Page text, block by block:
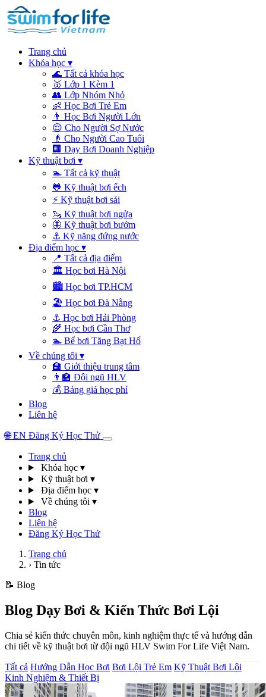
Trang chủ
Khóa học ▾
🌊 Tất cả khóa học
🥇 Lớp 1 Kèm 1
👥 Lớp Nhóm Nhỏ
👶 Học Bơi Trẻ Em
👨 Học Bơi Người Lớn
😌 Cho Người Sợ Nước
👴 Cho Người Cao Tuổi
🏢 Dạy Bơi Doanh Nghiệp
Kỹ thuật bơi ▾
🏊 Tất cả kỹ thuật
🐸 Kỹ thuật bơi ếch
⚡ Kỹ thuật bơi sải
🦦 Kỹ thuật bơi ngửa
🦋 Kỹ thuật bơi bướm
⚓ Kỹ năng đứng nước
Địa điểm học ▾
📍 Tất cả địa điểm
🏛️ Học bơi Hà Nội
🏙️ Học bơi TP.HCM
🏖️ Học bơi Đà Nẵng
⚓ Học bơi Hải Phòng
🌾 Học bơi Cần Thơ
🏊 Bể bơi Tăng Bạt Hổ
Về chúng tôi ▾
🏫 Giới thiệu trung tâm
👨‍🏫 Đội ngũ HLV
💰 Bảng giá học phí
Blog
Liên hệ
🌐 EN Đăng Ký Học Thử
Trang chủ
Khóa học ▾
Kỹ thuật bơi ▾
Địa điểm học ▾
Về chúng tôi ▾
Blog
Liên hệ
Đăng Ký Học Thử
Trang chủ
› Tin tức
📝 Blog
Blog Dạy Bơi & Kiến Thức Bơi Lội
Chia sẻ kiến thức chuyên môn, kinh nghiệm thực tế và hướng dẫn
chi tiết về kỹ thuật bơi từ đội ngũ HLV Swim For Life Việt Nam.
Tất cả Hướng Dẫn Học Bơi Bơi Lội Trẻ Em Kỹ Thuật Bơi Lội
Kinh Nghiệm & Thiết Bị